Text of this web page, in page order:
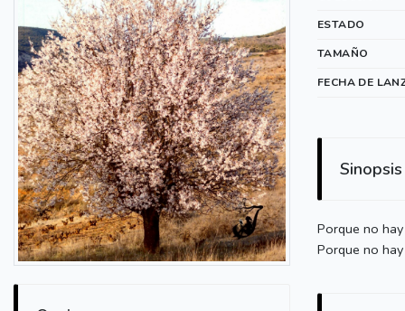
ESTADO
TAMAÑO
FECHA DE
Sinopsis
Porque no
Porque no